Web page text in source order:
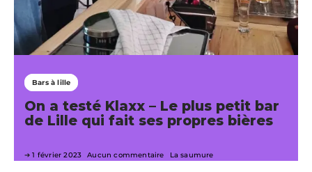
Bars à lille
On a testé Klaxx – Le plus petit bar
de Lille qui fait ses propres bières
1 février 2023 Aucun commentaire La saumure